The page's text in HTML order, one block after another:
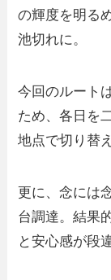
の輝度を明る
池切れに。
今回のルート
ため、各日を
地点で切り替
更に、念には
台調達。結果
と安心感が段